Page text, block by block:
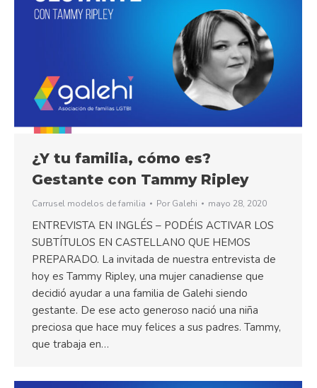
¿Y tu familia, cómo es?
Gestante con Tammy Ripley
Carrusel modelos de familia Por Galehi mayo 28, 2020
ENTREVISTA EN INGLÉS – PODÉIS ACTIVAR LOS
SUBTÍTULOS EN CASTELLANO QUE HEMOS
PREPARADO. La invitada de nuestra entrevista de
hoy es Tammy Ripley, una mujer canadiense que
decidió ayudar a una familia de Galehi siendo
gestante. De ese acto generoso nació una niña
preciosa que hace muy felices a sus padres. Tammy,
que trabaja en…